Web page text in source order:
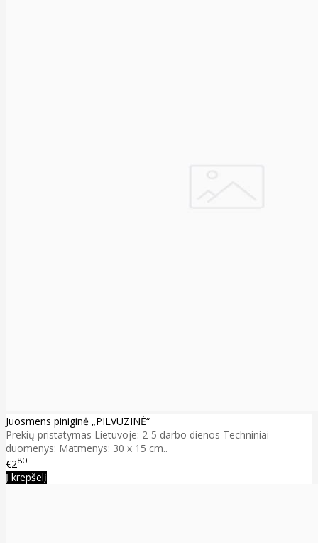
Juosmens piniginė „PILVŪZINĖ“
Prekių pristatymas Lietuvoje: 2-5 darbo dienos Techniniai
duomenys: Matmenys: 30 x 15 cm..
€280
Į krepšelį